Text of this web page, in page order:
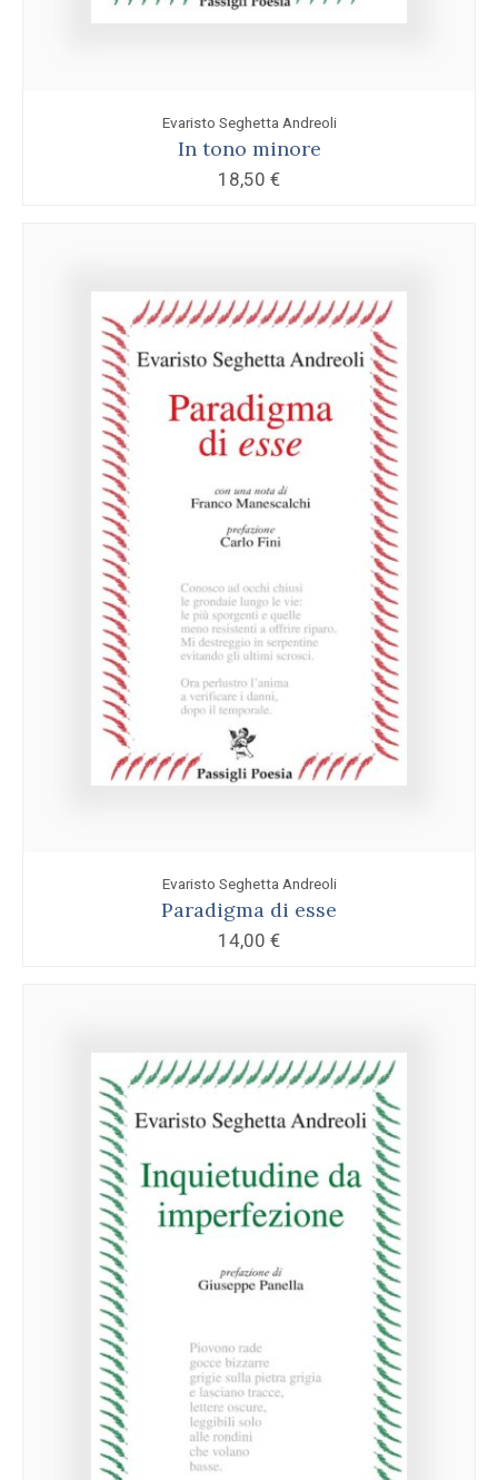
Evaristo Seghetta Andreoli
In tono minore
18,50 €
Evaristo Seghetta Andreoli
Paradigma di esse
14,00 €